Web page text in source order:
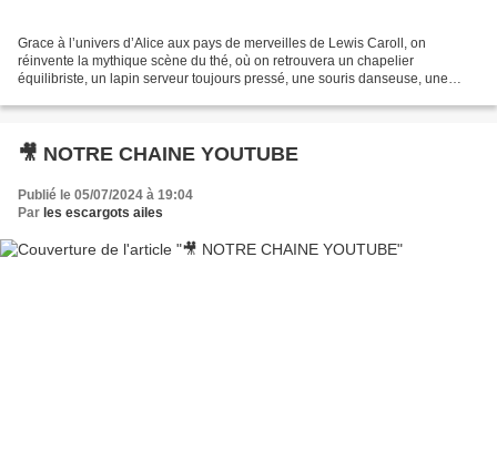
Grace à l’univers d’Alice aux pays de merveilles de Lewis Caroll, on
réinvente la mythique scène du thé, où on retrouvera un chapelier
équilibriste, un lapin serveur toujours pressé, une souris danseuse, une
🎥 NOTRE CHAINE YOUTUBE
Publié le 05/07/2024 à 19:04
Par les escargots ailes